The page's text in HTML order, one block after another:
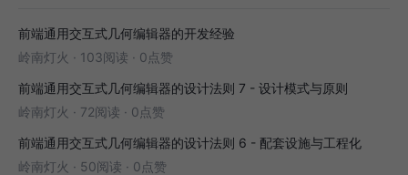
前端通用交互式几何编辑器的开发经验
岭南灯火 · 103阅读 · 0点赞
前端通用交互式几何编辑器的设计法则 7 - 设计模式与原则
岭南灯火 · 72阅读 · 0点赞
前端通用交互式几何编辑器的设计法则 6 - 配套设施与工程化
岭南灯火 · 50阅读 · 0点赞